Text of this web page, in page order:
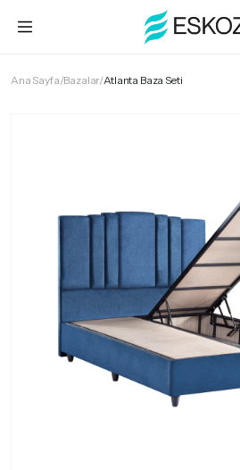
Ana Sayfa Bazalar Atlanta Baza Seti